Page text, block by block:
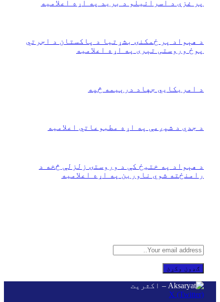
پر غزې د اسرائیلو د برید په اړه اعلامیه
‏د هېواد پر ځمکنۍ بشړتیا د پاکستان د اجرتي
پوځ وروستی تېری په اړه اعلامیه
‏د امریکايي جهاد درېیمه څپه
د جدي د شپږمې په اړه مطبوعاتي اعلامیه
‏د هېواد په ختیځ کې د وروستۍ زلزلې څخه د
رامنځته شوي ناورین په اړه اعلامیه
X (Twitter)